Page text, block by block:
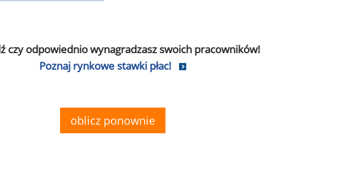
czy odpowiednio wynagradzasz swoich pracowników!
Poznaj rynkowe stawki płac!
oblicz ponownie